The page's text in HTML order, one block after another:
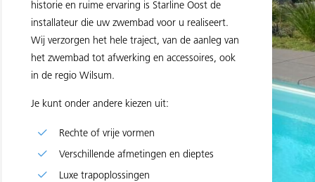
historie en ruime ervaring is Starline Oost de
installateur die uw zwembad voor u realiseert.
Wij verzorgen het hele traject, van de aanleg van
het zwembad tot afwerking en accessoires, ook
in de regio Wilsum.
Je kunt onder andere kiezen uit:
Rechte of vrije vormen
Verschillende afmetingen en dieptes
Luxe trapoplossingen